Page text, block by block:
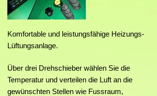
Komfortable und leistungsfähige Heizungs-
Lüftungsanlage.
Über drei Drehschieber wählen Sie die
Temperatur und verteilen die Luft an die
gewünschten Stellen wie Fussraum,